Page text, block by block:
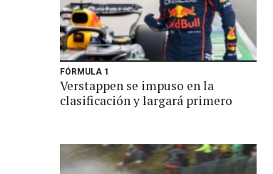
FÓRMULA 1
Verstappen se impuso en la
clasificación y largará primero